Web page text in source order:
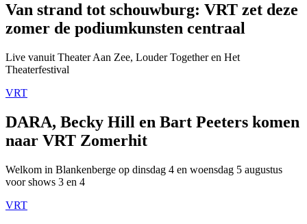
Van strand tot schouwburg: VRT zet deze
zomer de podiumkunsten centraal
Live vanuit Theater Aan Zee, Louder Together en Het
Theaterfestival
VRT
DARA, Becky Hill en Bart Peeters komen
naar VRT Zomerhit
Welkom in Blankenberge op dinsdag 4 en woensdag 5 augustus
voor shows 3 en 4
VRT